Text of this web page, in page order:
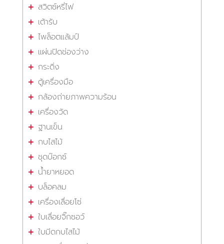
สวิตซ์หรี่ไฟ
เต้ารับ
ไพล็อตแล้มป์
แผ่นปิดช่องว่าง
กระดิ่ง
ตู้เครื่องมือ
กล้องถ่ายภาพความร้อน
เครื่องวัด
ฐานเข็น
กบไสไม้
ชุดบ๊อกซ์
น้ำยาหยอด
บล็อคลม
เครื่องเลื่อยโซ่
ใบเลื่อยจิ๊กซอว์
ใบมีดกบไสไม้